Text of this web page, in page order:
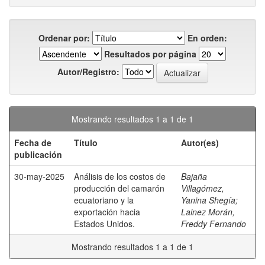
Ordenar por:
En orden:
Resultados por página
Autor/Registro:
Mostrando resultados 1 a 1 de 1
Fecha de
publicación
Título Autor(es)
30-may-2025
Análisis de los costos de
producción del camarón
ecuatoriano y la
exportación hacia
Estados Unidos.
Bajaña
Villagómez,
Yanina Shegía;
Lainez Morán,
Freddy Fernando
Mostrando resultados 1 a 1 de 1